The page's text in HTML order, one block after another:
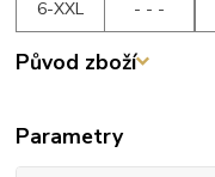
6-XXL
- - -
Původ zboží
Parametry